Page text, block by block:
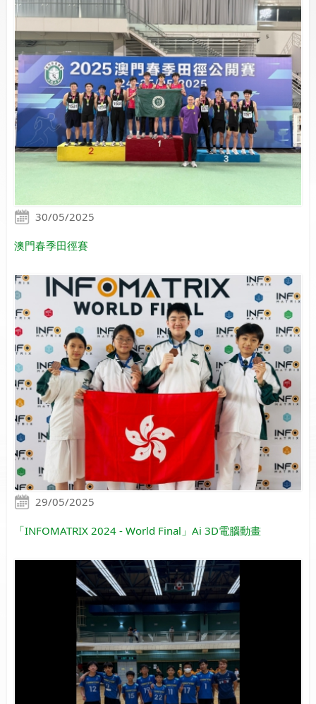
30/05/2025
澳門春季田徑賽
29/05/2025
「INFOMATRIX 2024 - World Final」Ai 3D電腦動畫